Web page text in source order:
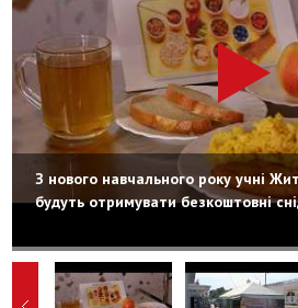
З нового навчального року учні
будуть отримувати безкоштовні